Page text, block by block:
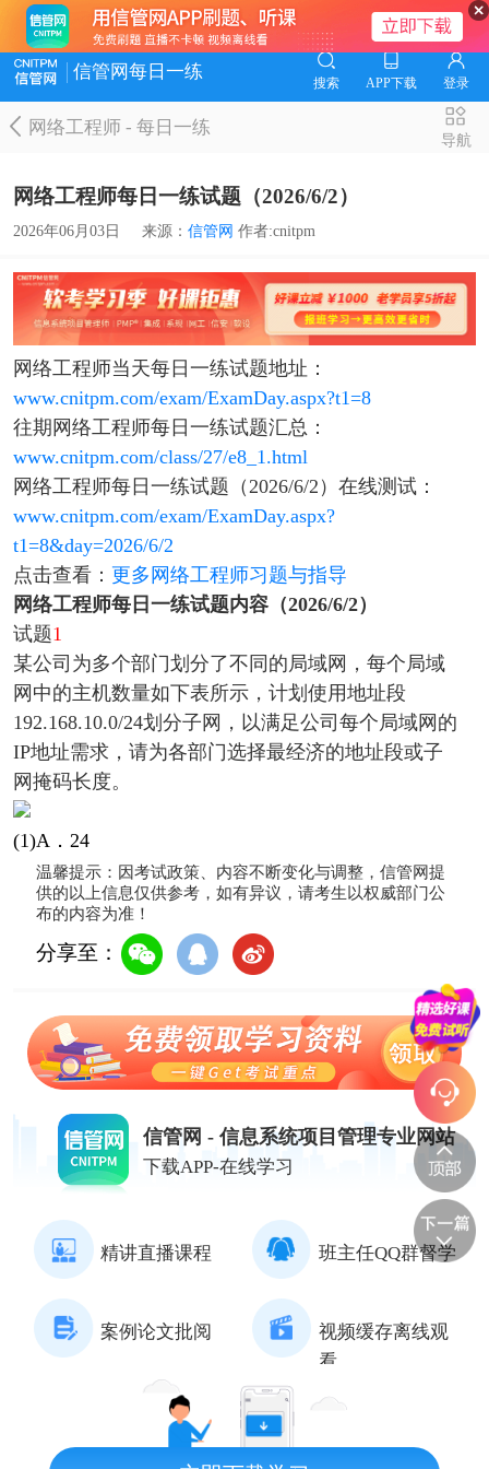
信管网每日一练
搜索 APP下载 登录
网络工程师-每日一练
导航
网络工程师每日一练试题（2026/6/2）
2026年06月03日 来源： 信管网 作者:cnitpm
网络工程师当天每日一练试题地址：
www.cnitpm.com/exam/ExamDay.aspx?t1=8
往期网络工程师每日一练试题汇总：
www.cnitpm.com/class/27/e8_1.html
网络工程师每日一练试题（2026/6/2）在线测试：
www.cnitpm.com/exam/ExamDay.aspx?
t1=8&day=2026/6/2
点击查看： 更多网络工程师习题与指导
网络工程师每日一练试题内容（2026/6/2）
试题1
某公司为多个部门划分了不同的局域网，每个局域
网中的主机数量如下表所示，计划使用地址段
192.168.10.0/24划分子网，以满足公司每个局域网的
IP地址需求，请为各部门选择最经济的地址段或子
网掩码长度。
(1)A．24
温馨提示：因考试政策、内容不断变化与调整，信管网提
供的以上信息仅供参考，如有异议，请考生以权威部门公
布的内容为准！
分享至：
信管网 - 信息系统项目管理专业网站
下载APP-在线学习
精讲直播课程 班主任QQ群督学
案例论文批阅
视频缓存离线观
看